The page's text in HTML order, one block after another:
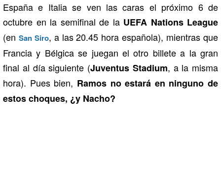
España e Italia se ven las caras el próximo 6 de
octubre en la semifinal de la UEFA Nations League
(en San Siro, a las 20.45 hora española), mientras que
Francia y Bélgica se juegan el otro billete a la gran
final al día siguiente (Juventus Stadium, a la misma
hora). Pues bien, Ramos no estará en ninguno de
estos choques, ¿y Nacho?